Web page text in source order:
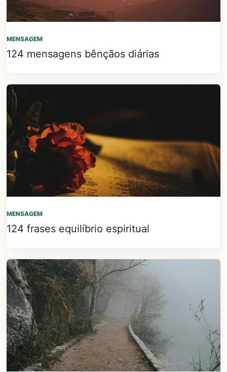
MENSAGEM
124 mensagens bênçãos diárias
MENSAGEM
124 frases equilíbrio espiritual